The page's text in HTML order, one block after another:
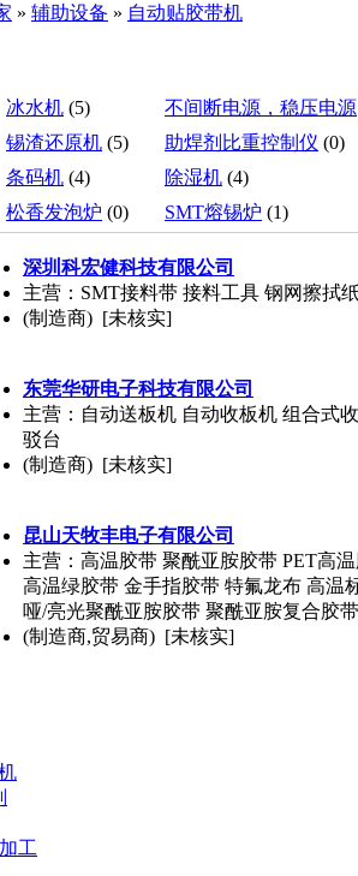
» 辅助设备 » 自动贴胶带机
冰水机 (5)
不间断电源，稳压电源
锡渣还原机 (5) 助焊剂比重控制仪 (0)
条码机 (4) 除湿机 (4)
松香发泡炉 (0) SMT熔锡炉 (1)
深圳科宏健科技有限公司
主营：SMT接料带 接料工具 钢网擦拭
(制造商) [未核实]
东莞华研电子科技有限公司
主营：自动送板机 自动收板机 组合式
驳台
(制造商) [未核实]
昆山天牧丰电子有限公司
主营：高温胶带 聚酰亚胺胶带 PET高
高温绿胶带 金手指胶带 特氟龙布 高温
哑/亮光聚酰亚胺胶带 聚酰亚胺复合胶
(制造商,贸易商) [未核实]
工